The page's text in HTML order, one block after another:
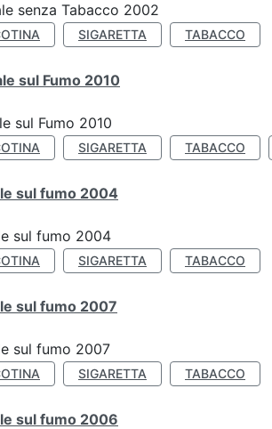
senza Tabacco 2002
SIGARETTA TABACCO
sul Fumo 2010
sul Fumo 2010
SIGARETTA TABACCO
sul fumo 2004
sul fumo 2004
SIGARETTA TABACCO
sul fumo 2007
sul fumo 2007
SIGARETTA TABACCO
sul fumo 2006